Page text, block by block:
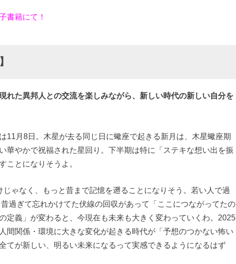
書籍にて！
れた異邦人との交流を楽しみながら、新しい時代の新しい自分を
11月8日。木星が去る同じ日に蠍座で起きる新月は、木星蠍座期
華やかで祝福された星回り。下半期は特に「ステキな想い出を振
ことになりそうよ。
ゃなく、もっと昔まで記憶を遡ることになりそう。若い人で過
過ぎて忘れかけてた伏線の回収があって「ここにつながってたの
定義」が変わると、今現在も未来も大きく変わっていくわ。2025
間関係・環境に大きな変化が起きる時代が「予想のつかない怖い
てが新しい、明るい未来になるって実感できるようになるはず